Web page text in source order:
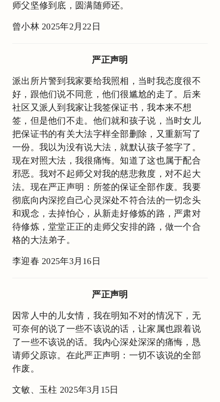
师父坚修到底，圆满随师还。
曾小林 2025年2月22日
严正声明
派出所片警到我家要给我照相，当时我态度很不
好，跟他们说不同意，他们很尴尬的走了。后来
社区又派人到我家让我签保证书，我本来不想
签，但是他们不走。他们就和孩子说，当时女儿
把保证书的有关大法字样全部删除，又重新写了
一份。我以为没有说大法，就默认孩子签字了。
现在对照大法，我很痛悔。知道了这也属于配合
邪恶。我对不起师父对我的慈悲救度，对不起大
法。现在严正声明：所签的保证全部作废。我要
彻底向内深挖自己心灵深处不符合法的一切念头
和观念，去掉怕心，从新走好修炼的路，严肃对
待修炼，堂堂正正的走师父安排的路，做一个合
格的大法弟子。
李迎春 2025年3月16日
严正声明
因常人中的儿女情，我在明知不对的情况下，无
可奈何的说了一些不该说的话，让家属也跟着说
了一些不该说的话。我内心深处深深的痛悔，恳
请师父原谅。在此严正声明：一切不该说的全部
作废。
文敏、玉柱 2025年3月15日